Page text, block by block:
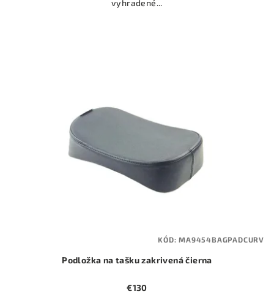
vyhradené...
Podložka na tašku zakrivená čierna
€130
KÓD:MA9454BAGPADCURV